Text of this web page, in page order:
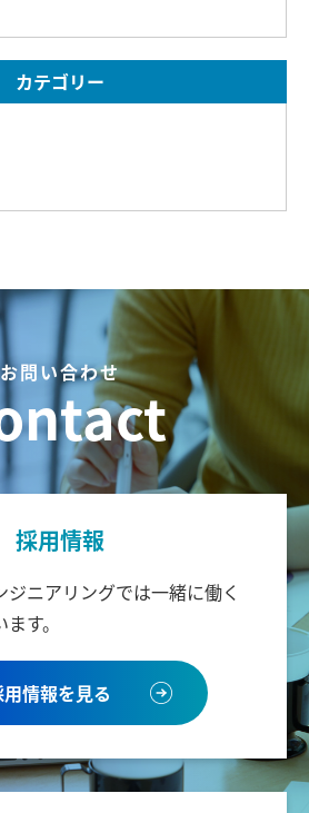
カテゴリー
お問い合わせ
採用情報
ジニアリングでは一緒に働く
す。
情報を見る